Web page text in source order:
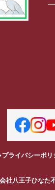
プライバシーポリ
社八王子ひなた